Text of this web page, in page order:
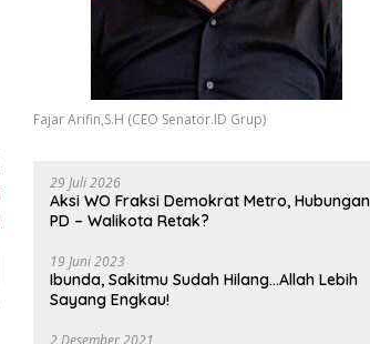
Fajar Arifin,S.H (CEO Senator.ID Grup)
29 Juli 2026
Aksi WO Fraksi Demokrat Metro, Hubungan
PD – Walikota Retak?
19 Juni 2023
Ibunda, Sakitmu Sudah Hilang…Allah Lebih
Sayang Engkau!
2 Desember 2021